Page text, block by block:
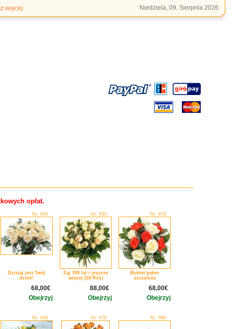
Niedziela, 09. Sierpnia 2026
więcej
opłat.
Nr. 643
Dzisiaj jest Twój
dzień!
68,00€
Obejrzyj
Nr. 833
Żyj 100 lat i jeszcze
więcej (18 Róż)
88,00€
Obejrzyj
Nr. 878
Bukiet pełen
szczęścia
68,00€
Obejrzyj
Nr. 658 Nr. 676 Nr. 986